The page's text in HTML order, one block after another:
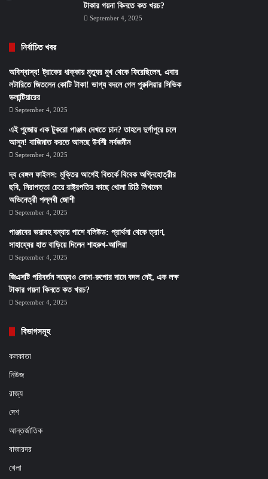
টাকার গয়না কিনতে কত খরচ?
September 4, 2025
নির্বাচিত খবর
অবিশ্বাস্য! ট্রাকের ধাক্কায় মৃত্যুর মুখ থেকে ফিরেছিলেন, এবার
লটারিতে জিতলেন কোটি টাকা! ভাগ্য বদলে গেল পুরুলিয়ার সিভিক
ভলান্টিয়ারের
September 4, 2025
এই পুজোয় এক টুকরো পাঞ্জাব দেখতে চান? তাহলে দুর্গাপুরে চলে
আসুন! বাজিমাত করতে আসছে উর্বশী সর্বজনীন
September 4, 2025
দ্য বেঙ্গল ফাইলস: মুক্তির আগেই বিতর্কে বিবেক অগ্নিহোত্রীর
ছবি, নিরাপত্তা চেয়ে রাষ্ট্রপতির কাছে খোলা চিঠি লিখলেন
অভিনেত্রী পল্লবী জোশী
September 4, 2025
পাঞ্জাবের ভয়াবহ বন্যায় পাশে বলিউড: প্রার্থনা থেকে ত্রাণ,
সাহায্যের হাত বাড়িয়ে দিলেন শাহরুখ-আলিয়া
September 4, 2025
জিএসটি পরিবর্তন সত্ত্বেও সোনা-রুপোর দামে বদল নেই, এক লক্ষ
টাকার গয়না কিনতে কত খরচ?
September 4, 2025
বিভাগসমূহ
কলকাতা
নিউজ
রাজ্য
দেশ
আন্তর্জাতিক
বাজারদর
খেলা